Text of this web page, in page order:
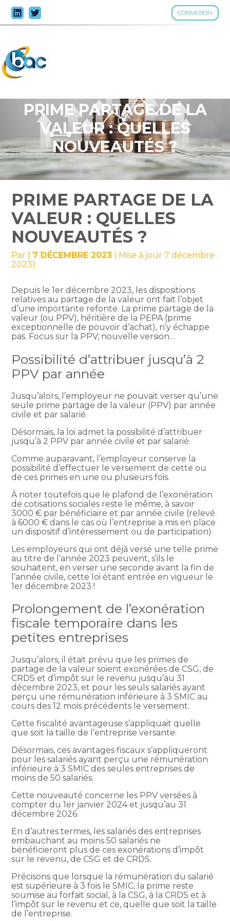
CONNEXION
Aller
au
PRIME PARTAGE DE LA
VALEUR : QUELLES
NOUVEAUTÉS ?
PRIME PARTAGE DE LA
VALEUR : QUELLES
NOUVEAUTÉS ?
Par 7 DÉCEMBRE 2023 ( Mise à jour 7 décembre
2023)
Depuis le 1er décembre 2023, les dispositions
relatives au partage de la valeur ont fait l’objet
d’une importante refonte. La prime partage de la
valeur (ou PPV), héritière de la PEPA (prime
exceptionnelle de pouvoir d’achat), n’y échappe
pas. Focus sur la PPV, nouvelle version…
Possibilité d’attribuer jusqu’à 2
PPV par année
Jusqu’alors, l’employeur ne pouvait verser qu’une
seule prime partage de la valeur (PPV) par année
civile et par salarié.
Désormais, la loi admet la possibilité d’attribuer
jusqu’à 2 PPV par année civile et par salarié.
Comme auparavant, l’employeur conserve la
possibilité d’effectuer le versement de cette ou
de ces primes en une ou plusieurs fois.
À noter toutefois que le plafond de l’exonération
de cotisations sociales reste le même, à savoir
3000 € par bénéficiaire et par année civile (relevé
à 6000 € dans le cas où l’entreprise a mis en place
un dispositif d’intéressement ou de participation).
Les employeurs qui ont déjà versé une telle prime
au titre de l’année 2023 peuvent, s’ils le
souhaitent, en verser une seconde avant la fin de
l’année civile, cette loi étant entrée en vigueur le
1er décembre 2023 !
Prolongement de l’exonération
fiscale temporaire dans les
petites entreprises
Jusqu’alors, il était prévu que les primes de
partage de la valeur soient exonérées de CSG, de
CRDS et d’impôt sur le revenu jusqu’au 31
décembre 2023, et pour les seuls salariés ayant
perçu une rémunération inférieure à 3 SMIC au
cours des 12 mois précédents le versement.
Cette fiscalité avantageuse s’appliquait quelle
que soit la taille de l’entreprise versante.
Désormais, ces avantages fiscaux s’appliqueront
pour les salariés ayant perçu une rémunération
inférieure à 3 SMIC des seules entreprises de
moins de 50 salariés.
Cette nouveauté concerne les PPV versées à
compter du 1er janvier 2024 et jusqu’au 31
décembre 2026.
En d’autres termes, les salariés des entreprises
embauchant au moins 50 salariés ne
bénéficieront plus de ces exonérations d’impôt
sur le revenu, de CSG et de CRDS.
Précisons que lorsque la rémunération du salarié
est supérieure à 3 fois le SMIC, la prime reste
soumise au forfait social, à la CSG, à la CRDS et à
l’impôt sur le revenu et ce, quelle que soit la taille
de l’entreprise.